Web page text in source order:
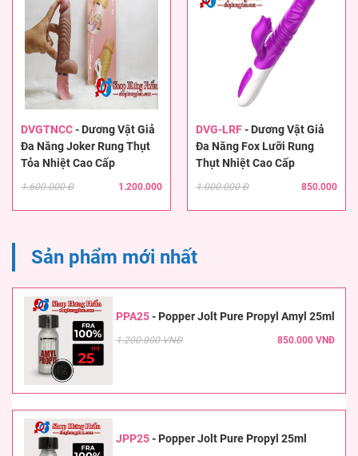
DVGTNCC- Dương Vật Giả
Đa Năng Joker Rung Thụt
Tỏa Nhiệt Cao Cấp
1.600.000 Đ 1.200.000
DVG-LRF- Dương Vật Giả
Đa Năng Fox Lưỡi Rung
Thụt Nhiệt Cao Cấp
1.000.000 Đ 850.000
Sản phẩm mới nhất
PPA25- Popper Jolt Pure Propyl Amyl 25ml
1.200.000 VNĐ 850.000 VNĐ
JPP25- Popper Jolt Pure Propyl 25ml